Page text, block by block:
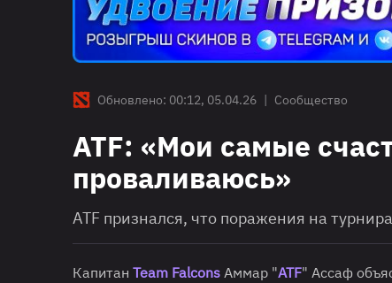
Обновлено: 00:12, 05.04.26 | Сообщество
ATF: «Мои самые
проваливаюсь»
ATF признался, что поражения на
Капитан Team Falcons Аммар "ATF" Ассаф